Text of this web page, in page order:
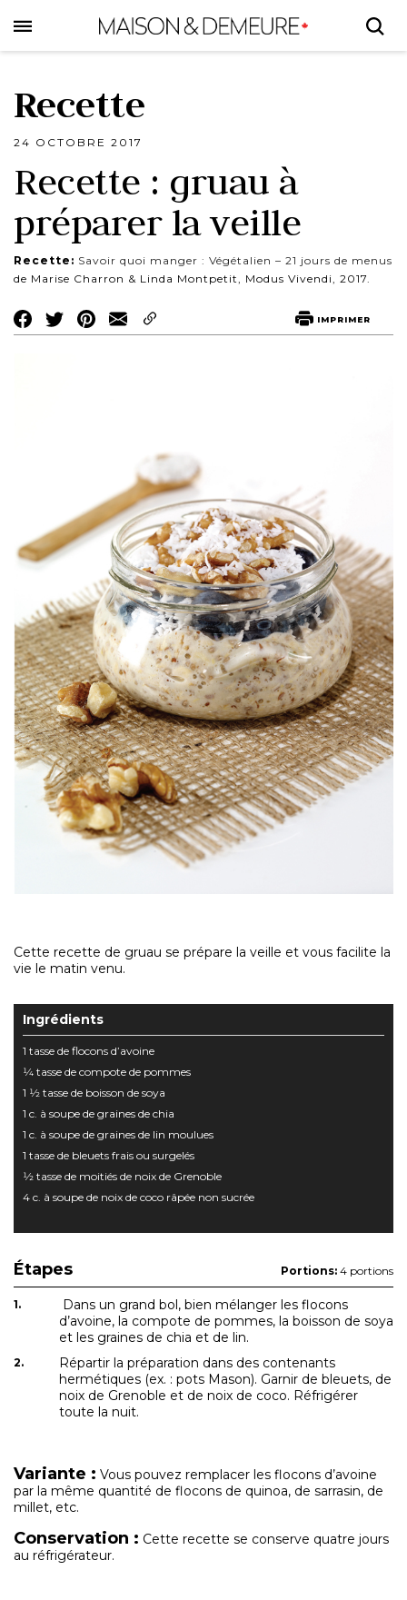
to
main
Recette
24 OCTOBRE 2017
Recette : gruau à
préparer la veille
Recette: Savoir quoi manger : Végétalien – 21 jours de menus
de Marise Charron & Linda Montpetit, Modus Vivendi, 2017.
Share
on
Share
on
Share
on
IMPRIMER
Cette recette de gruau se prépare la veille et vous facilite la
vie le matin venu.
Ingrédients
1 tasse de flocons d’avoine
1⁄4 tasse de compote de pommes
1 1⁄2 tasse de boisson de soya
1 c. à soupe de graines de chia
1 c. à soupe de graines de lin moulues
1 tasse de bleuets frais ou surgelés
1⁄2 tasse de moitiés de noix de Grenoble
4 c. à soupe de noix de coco râpée non sucrée
Étapes Portions: 4 portions
Dans un grand bol, bien mélanger les flocons
d’avoine, la compote de pommes, la boisson de soya
et les graines de chia et de lin.
Répartir la préparation dans des contenants
hermétiques (ex. : pots Mason). Garnir de bleuets, de
noix de Grenoble et de noix de coco. Réfrigérer
toute la nuit.
Variante : Vous pouvez remplacer les flocons d’avoine
par la même quantité de flocons de quinoa, de sarrasin, de
millet, etc.
Conservation : Cette recette se conserve quatre jours
au réfrigérateur.